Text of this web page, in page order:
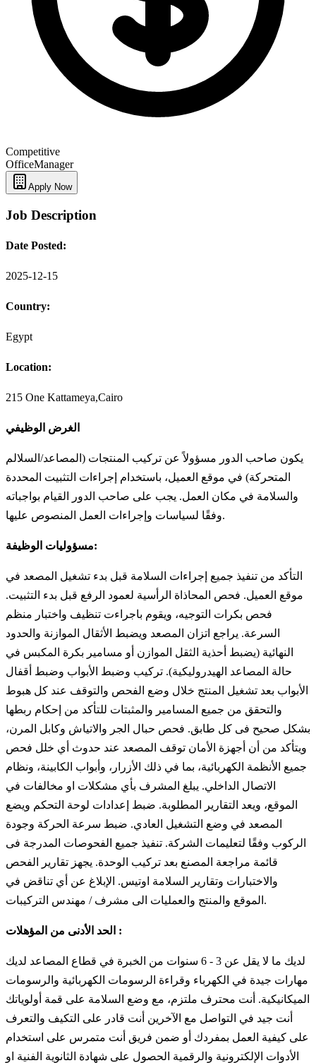
Competitive
OfficeManager
Apply Now
Job Description
Date Posted:
2025-12-15
Country:
Egypt
Location:
215 One Kattameya,Cairo
الغرض الوظيفي
يكون صاحب الدور مسؤولاً عن تركيب المنتجات (المصاعد/السلالم
المتحركة) في موقع العميل، باستخدام إجراءات التثبيت المحددة
والسلامة في مكان العمل. يجب على صاحب الدور القيام بواجباته
وفقًا لسياسات وإجراءات العمل المنصوص عليها.
مسؤوليات الوظيفة:
التأكد من تنفيذ جميع إجراءات السلامة قبل بدء تشغيل المصعد في
موقع العميل. فحص المحاذاة الرأسية لعمود الرفع قبل بدء التثبيت.
فحص بكرات التوجيه، ويقوم باجراءت تنظيف واختبار منظم
السرعة. يراجع اتزان المصعد ويضبط الأثقال الموازنة والحدود
النهائية (يضبط أحذية الثقل الموازن أو مسامير بكرة المكبس في
حالة المصاعد الهيدروليكية). تركيب وضبط الأبواب وضبط أقفال
الأبواب بعد تشغيل المنتج خلال وضع الفحص والتوقف عند كل هبوط
والتحقق من جميع المسامير والمثبتات للتأكد من إحكام ربطها
بشكل صحيح فى كل طابق. فحص حبال الجر والاتياش وكابل المرن،
ويتأكد من أن أجهزة الأمان توقف المصعد عند حدوث أي خلل فحص
جميع الأنظمة الكهربائية، بما في ذلك الأزرار، وأبواب الكابينة، ونظام
الاتصال الداخلي. يبلغ المشرف بأي مشكلات او مخالفات في
الموقع، ويعد التقارير المطلوبة. ضبط إعدادات لوحة التحكم ويضع
المصعد في وضع التشغيل العادي. ضبط سرعة الحركة وجودة
الركوب وفقًا لتعليمات الشركة. تنفيذ جميع الفحوصات المدرجة فى
قائمة مراجعة المصنع بعد تركيب الوحدة. يجهز تقارير الفحص
والاختبارات وتقارير السلامة اوتيس. الإبلاغ عن أي تناقض في
الموقع والمنتج والعمليات الى مشرف / مهندس التركيبات.
الحد الأدنى من المؤهلات :
لديك ما لا يقل عن 3 - 6 سنوات من الخبرة في قطاع المصاعد لديك
مهارات جيدة في الكهرباء وقراءة الرسومات الكهربائية والرسومات
الميكانيكية. أنت محترف ملتزم، مع وضع السلامة على قمة أولوياتك
أنت جيد في التواصل مع الآخرين أنت قادر على التكيف والتعرف
على كيفية العمل بمفردك أو ضمن فريق أنت متمرس على استخدام
الأدوات الإلكترونية والرقمية الحصول على شهادة الثانوية الفنية او